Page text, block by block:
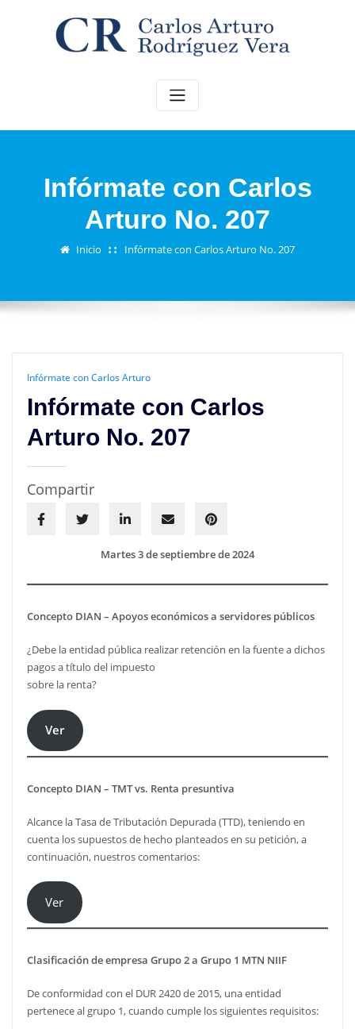
Infórmate con Carlos
Arturo No. 207
Inicio Infórmate con Carlos Arturo No. 207
Infórmate con Carlos Arturo
Infórmate con Carlos
Arturo No. 207
Compartir
Martes 3 de septiembre de 2024
Concepto DIAN – Apoyos económicos a servidores públicos
¿Debe la entidad pública realizar retención en la fuente a dichos
pagos a título del impuesto
sobre la renta?
Ver
Concepto DIAN – TMT vs. Renta presuntiva
Alcance la Tasa de Tributación Depurada (TTD), teniendo en
cuenta los supuestos de hecho planteados en su petición, a
continuación, nuestros comentarios:
Ver
Clasificación de empresa Grupo 2 a Grupo 1 MTN NIIF
De conformidad con el DUR 2420 de 2015, una entidad
pertenece al grupo 1, cuando cumple los siguientes requisitos: